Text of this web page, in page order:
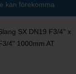
kan förekomma
SX DN19 F3/4" x
4" 1000mm AT